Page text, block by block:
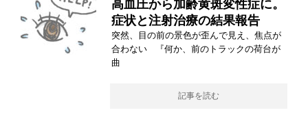
高血圧から加齢黄斑変性症に。
症状と注射治療の結果報告
突然、目の前の景色が歪んで見え、焦点が
合わない 『何か、前のトラックの荷台が
曲
記事を読む